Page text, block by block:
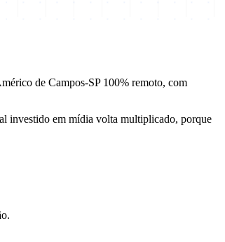
de Campos-SP 100% remoto, com
investido em mídia volta multiplicado, porque